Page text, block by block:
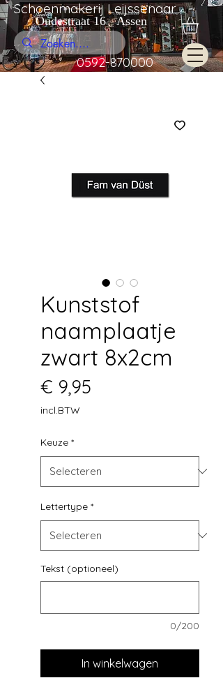
Schoenmakerij Leijssenaar
Oudestraat 16 Assen
0592-870000
Kunststof
naamplaatje
zwart 8x2cm
€ 9,95
incl.BTW
Keuze *
Lettertype *
Tekst (optioneel)
0/200
In winkelwagen